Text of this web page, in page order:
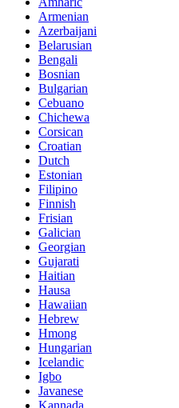
Armenian
Azerbaijani
Belarusian
Bengali
Bosnian
Bulgarian
Cebuano
Chichewa
Corsican
Croatian
Dutch
Estonian
Filipino
Finnish
Frisian
Galician
Georgian
Gujarati
Haitian
Hausa
Hawaiian
Hebrew
Hmong
Hungarian
Icelandic
Igbo
Javanese